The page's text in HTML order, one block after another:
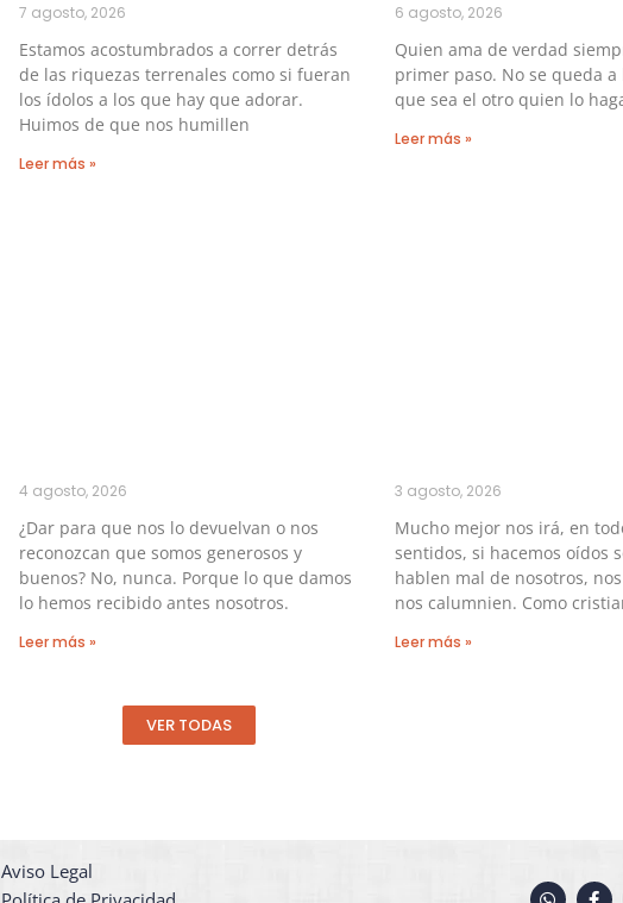
7 agosto, 2026
Estamos acostumbrados a correr detrás
de las riquezas terrenales como si fueran
los ídolos a los que hay que adorar.
Huimos de que nos humillen
Leer más »
6 agosto, 2026
Quien ama de verdad
primer paso. No se queda a
que sea el otro quien lo
Leer más »
4 agosto, 2026
¿Dar para que nos lo devuelvan o nos
reconozcan que somos generosos y
buenos? No, nunca. Porque lo que damos
lo hemos recibido antes nosotros.
Leer más »
3 agosto, 2026
Mucho mejor nos irá, en
sentidos, si hacemos oídos
hablen mal de nosotros,
nos calumnien. Como
Leer más »
VER TODAS
Aviso Legal
W F